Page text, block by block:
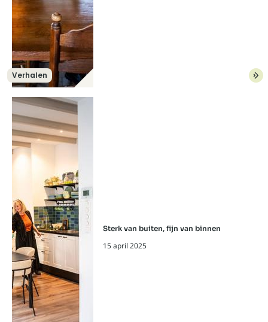
Verhalen
Lees meer over: Warm welkom in
Sterk van buiten, fijn van binnen
15 april 2025